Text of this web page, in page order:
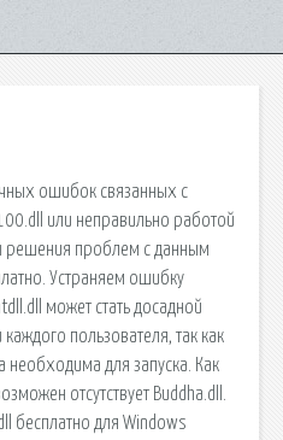
ошибок связанных с
или неправильно работой
решения проблем с данным
Устраняем ошибку
может стать досадной
пользователя, так как
необходима для запуска. Как
отсутствует Buddha.dll.
бесплатно для Windows